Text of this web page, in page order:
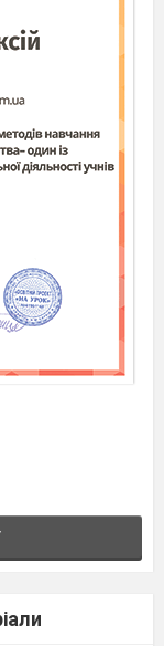
вміти їх
Гете
оточує, - це
вас до його